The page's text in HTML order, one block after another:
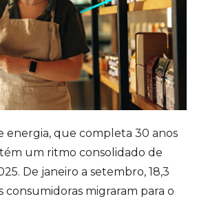
energia, que completa 30 anos
um ritmo consolidado de
De janeiro a setembro, 18,3
consumidoras migraram para o